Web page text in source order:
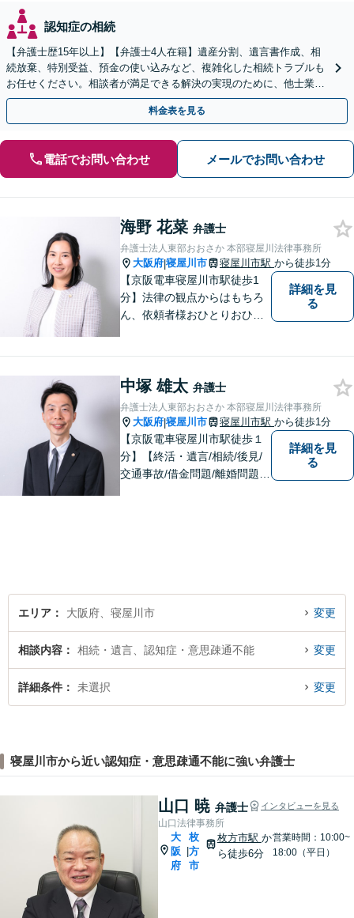
認知症の相続
【弁護士歴15年以上】【弁護士4人在籍】遺産分割、遺言書作成、相
続放棄、特別受益、預金の使い込みなど、複雑化した相続トラブルも
お任せください。相談者が満足できる解決の実現のために、他士業と
連携し最善を尽くします【完全個室】
料金表を見る
電話でお問い合わせ メールでお問い合わせ
海野 花菜 弁護士
弁護士法人東部おおさか 本部寝屋川法律事務所
大阪府|寝屋川市 寝屋川市駅 から徒歩1分
【京阪電車寝屋川市駅徒歩1
分】法律の観点からはもちろ
ん、依頼者様おひとりおひと
全力でサポートいたします。
詳細を見
る
中塚 雄太 弁護士
弁護士法人東部おおさか 本部寝屋川法律事務所
大阪府|寝屋川市 寝屋川市駅 から徒歩1分
【京阪電車寝屋川市駅徒歩１
分】【終活・遺言/相続/後見/
交通事故/借金問題/離婚問題等
詳細を見
る
エリア 大阪府、寝屋川市 変更
相談内容 相続・遺言、認知症・意思疎通不能 変更
詳細条件 未選択 変更
寝屋川市から近い認知症・意思疎通不能に強い弁護士
山口 暁 弁護士 インタビューを見る
山口法律事務所
大
阪
府
枚
方
市
枚方市駅 か
ら徒歩6分
営業時間：10:00~
18:00（平日）